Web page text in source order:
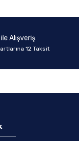
Alışveriş
12 Taksit